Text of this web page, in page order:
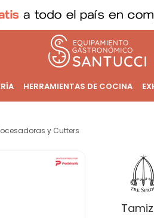
HERRAMIENTAS DE COCINA
y Cutters